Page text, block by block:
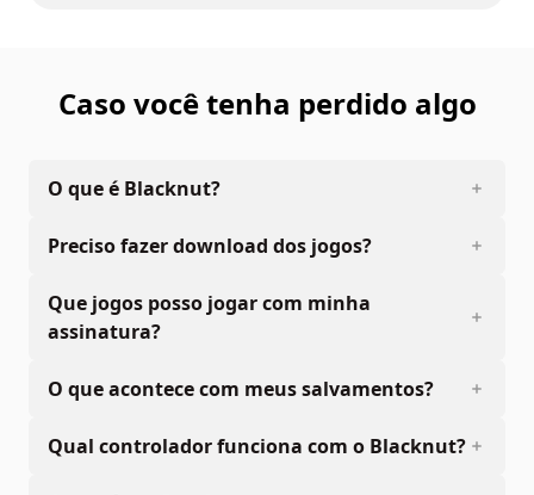
Caso você tenha perdido algo
O que é Blacknut?
Preciso fazer download dos jogos?
Que jogos posso jogar com minha
assinatura?
O que acontece com meus salvamentos?
Qual controlador funciona com o Blacknut?